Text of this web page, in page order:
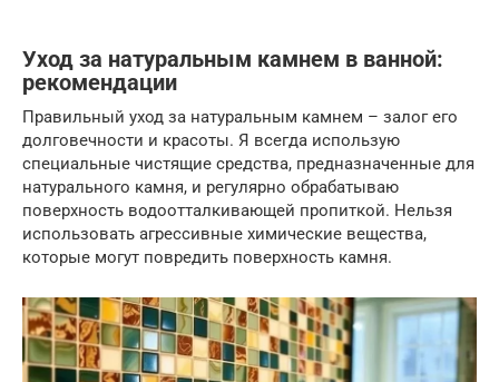
Уход за натуральным камнем в ванной:
рекомендации
Правильный уход за натуральным камнем – залог его
долговечности и красоты. Я всегда использую
специальные чистящие средства, предназначенные для
натурального камня, и регулярно обрабатываю
поверхность водоотталкивающей пропиткой. Нельзя
использовать агрессивные химические вещества,
которые могут повредить поверхность камня.